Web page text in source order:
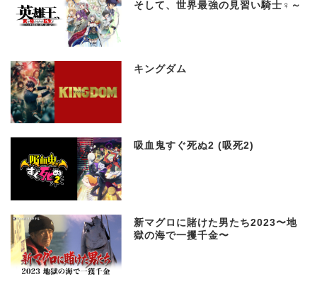
そして、世界最強の見習い騎士♀～
キングダム
吸血鬼すぐ死ぬ2 (吸死2)
新マグロに賭けた男たち2023〜地
獄の海で一攫千金〜